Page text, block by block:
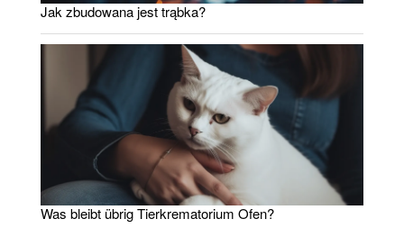
Jak zbudowana jest trąbka?
Was bleibt übrig Tierkrematorium Ofen?